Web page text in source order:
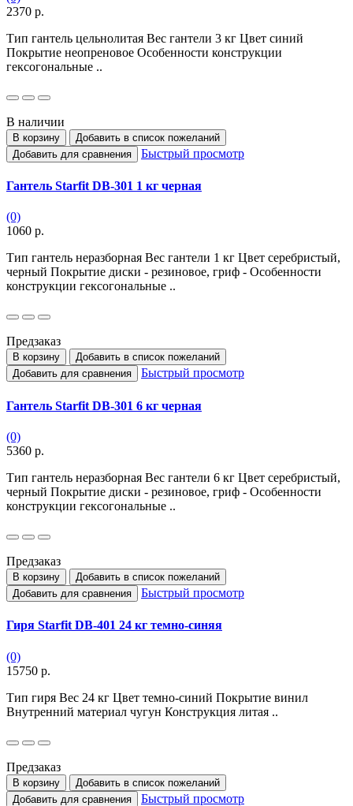
2370 р.
Тип гантель цельнолитая Вес гантели 3 кг Цвет синий
Покрытие неопреновое Особенности конструкции
гексогональные ..
В наличии
В корзину
Добавить в список пожеланий
Добавить для сравнения
Быстрый просмотр
Гантель Starfit DB-301 1 кг черная
(0)
1060 р.
Тип гантель неразборная Вес гантели 1 кг Цвет серебристый,
черный Покрытие диски - резиновое, гриф - Особенности
конструкции гексогональные ..
Предзаказ
В корзину
Добавить в список пожеланий
Добавить для сравнения
Быстрый просмотр
Гантель Starfit DB-301 6 кг черная
(0)
5360 р.
Тип гантель неразборная Вес гантели 6 кг Цвет серебристый,
черный Покрытие диски - резиновое, гриф - Особенности
конструкции гексогональные ..
Предзаказ
В корзину
Добавить в список пожеланий
Добавить для сравнения
Быстрый просмотр
Гиря Starfit DB-401 24 кг темно-синяя
(0)
15750 р.
Тип гиря Вес 24 кг Цвет темно-синий Покрытие винил
Внутренний материал чугун Конструкция литая ..
Предзаказ
В корзину
Добавить в список пожеланий
Добавить для сравнения
Быстрый просмотр